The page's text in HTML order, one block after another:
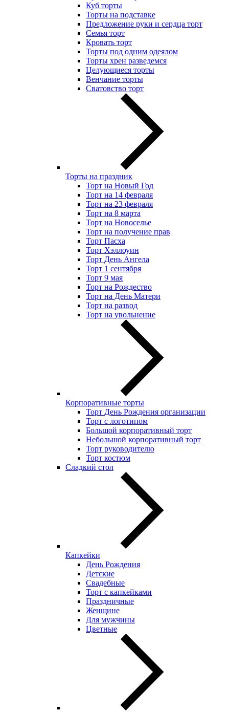
Куб торты
Торты на подставке
Предложение руки и сердца торт
Семья торт
Кровать торт
Торты под одним одеялом
Торты хрен разведемся
Целующиеся торты
Венчание торты
Сватовство торт
Торты на праздник
Торт на Новый Год
Торт на 14 февраля
Торт на 23 февраля
Торт на 8 марта
Торт на Новоселье
Торт на получение прав
Торт Пасха
Торт Хэллоуин
Торт День Ангела
Торт 1 сентября
Торт 9 мая
Торт на Рождество
Торт на День Матери
Торт на развод
Торт на увольнение
Корпоративные торты
Торт День Рождения организации
Торт с логотипом
Большой корпоративный торт
Небольшой корпоративный торт
Торт руководителю
Торт костюм
Сладкий стол
Капкейки
День Рождения
Детские
Свадебные
Торт с капкейками
Праздничные
Женщине
Для мужчины
Цветные